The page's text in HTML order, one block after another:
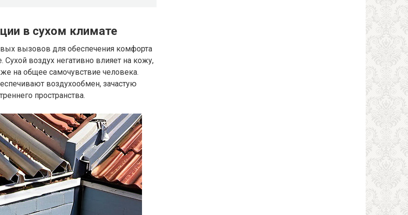
в сухом климате
вызовов для обеспечения комфорта
Сухой воздух негативно влияет на кожу,
на общее самочувствие человека.
воздухообмен, зачастую
пространства.